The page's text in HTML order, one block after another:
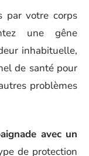
par votre corps
une gêne
inhabituelle,
de santé pour
problèmes
avec un
de protection